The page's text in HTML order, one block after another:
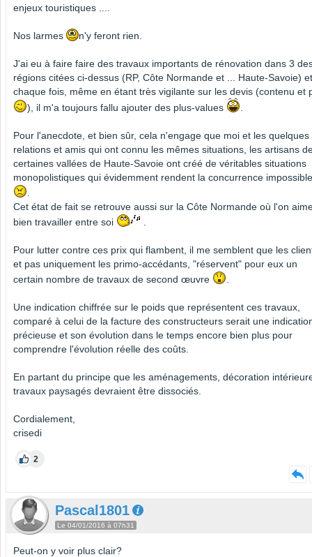
enjeux touristiques ....
Nos larmes n'y feront rien.
J'ai eu à faire faire des travaux importants de rénovation dans 3
régions citées ci-dessus (RP, Côte Normande et ... Haute-Savoie)
chaque fois, même en étant très vigilante sur les devis (contenu et
), il m'a toujours fallu ajouter des plus-values
Pour l'anecdote, et bien sûr, cela n'engage que moi et les quelques
relations et amis qui ont connu les mêmes situations, les artisans
certaines vallées de Haute-Savoie ont créé de véritables situations
monopolistiques qui évidemment rendent la concurrence
Cet état de fait se retrouve aussi sur la Côte Normande où l'on
bien travailler entre soi
Pour lutter contre ces prix qui flambent, il me semblent que les
et pas uniquement les primo-accédants, "réservent" pour eux un
certain nombre de travaux de second œuvre
Une indication chiffrée sur le poids que représentent ces travaux,
comparé à celui de la facture des constructeurs serait une
précieuse et son évolution dans le temps encore bien plus pour
comprendre l'évolution réelle des coûts.
En partant du principe que les aménagements, décoration
travaux paysagés devraient être dissociés.
Cordialement,
crisedi
2
Pascal1801
Le 04/01/2016 à 07h31
Peut-on y voir plus clair?